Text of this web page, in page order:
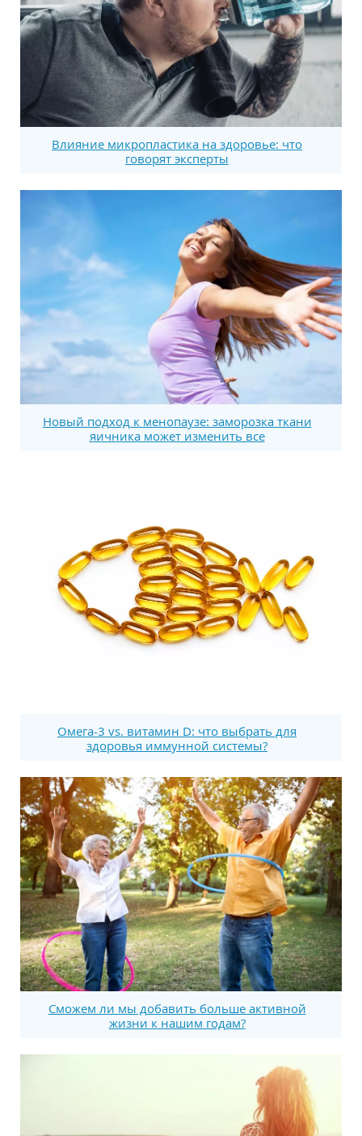
Влияние микропластика на здоровье: что
говорят эксперты
Новый подход к менопаузе: заморозка ткани
яичника может изменить все
Омега-3 vs. витамин D: что выбрать для
здоровья иммунной системы?
Сможем ли мы добавить больше активной
жизни к нашим годам?